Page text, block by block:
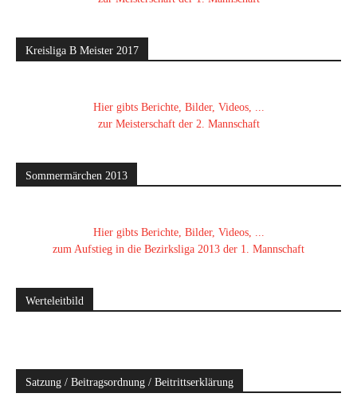
Kreisliga B Meister 2017
Hier gibts Berichte, Bilder, Videos, ...
zur Meisterschaft der 2. Mannschaft
Sommermärchen 2013
Hier gibts Berichte, Bilder, Videos, ...
zum Aufstieg in die Bezirksliga 2013 der 1. Mannschaft
Werteleitbild
Satzung / Beitragsordnung / Beitrittserklärung